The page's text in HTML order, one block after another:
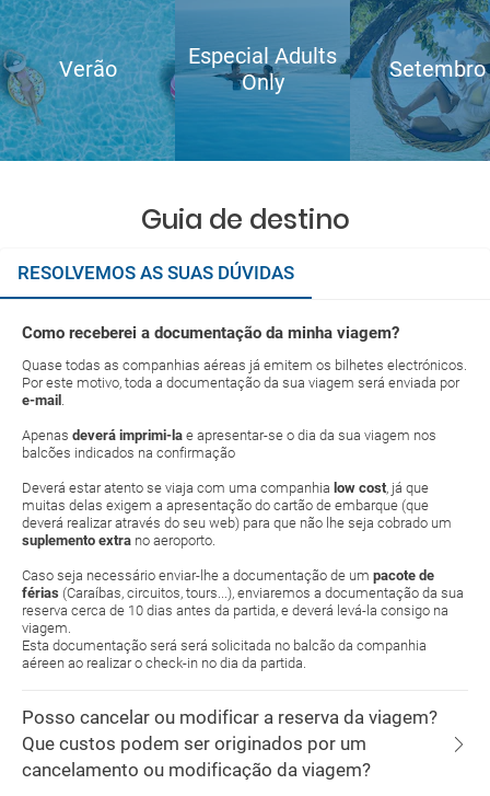
Verão
Especial Adults
Only
Setembro
Guia de destino
RESOLVEMOS AS SUAS DÚVIDAS
Como receberei a documentação da minha viagem?
Quase todas as companhias aéreas já emitem os bilhetes electrónicos.
Por este motivo, toda a documentação da sua viagem será enviada por
e-mail .
Apenas deverá imprimi-la e apresentar-se o dia da sua viagem nos
balcões indicados na confirmação
Deverá estar atento se viaja com uma companhia low cost, já que
muitas delas exigem a apresentação do cartão de embarque (que
deverá realizar através do seu web) para que não lhe seja cobrado um
suplemento extra no aeroporto.
Caso seja necessário enviar-lhe a documentação de um pacote de
férias (Caraíbas, circuitos, tours...), enviaremos a documentação da sua
reserva cerca de 10 dias antes da partida, e deverá levá-la consigo na
viagem.
Esta documentação será será solicitada no balcão da companhia
aéreen ao realizar o check-in no dia da partida.
Posso cancelar ou modificar a reserva da viagem?
Que custos podem ser originados por um
cancelamento ou modificação da viagem?